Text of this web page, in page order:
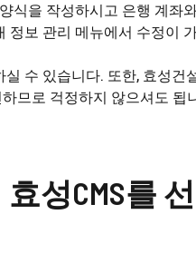
식을 작성하시고 은행 계좌
정보 관리 메뉴에서 수정이
수 있습니다. 또한, 효성건
므로 걱정하지 않으셔도 됩
성CMS를